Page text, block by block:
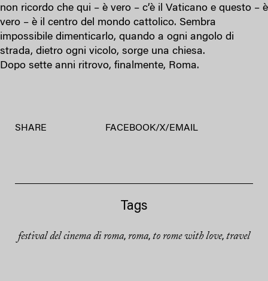
non ricordo che qui – è vero – c’è il Vaticano e questo – è
vero – è il centro del mondo cattolico. Sembra
impossibile dimenticarlo, quando a ogni angolo di
strada, dietro ogni vicolo, sorge una chiesa.
Dopo sette anni ritrovo, finalmente, Roma.
SHARE FACEBOOK/X/ EMAIL
Tags
festival del cinema di roma, roma, to rome with love, travel